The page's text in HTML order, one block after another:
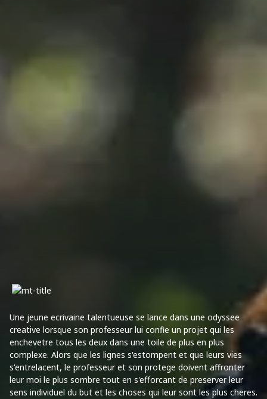
Une jeune ecrivaine talentueuse se lance dans une odyssee
creative lorsque son professeur lui confie un projet qui les
enchevetre tous les deux dans une toile de plus en plus
complexe. Alors que les lignes s'estompent et que leurs vies
s'entrelacent, le professeur et son protege doivent affronter
leur moi le plus sombre tout en s'efforcant de preserver leur
sens individuel du but et les choses qui leur sont les plus cheres.